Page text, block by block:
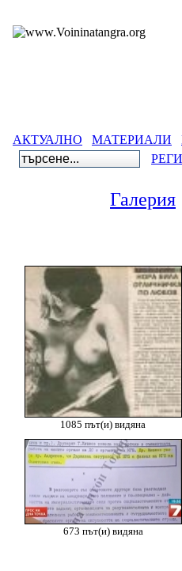
АКТУАЛНО МАТЕРИАЛИ
Галерия
1085 път(и) видяна
673 път(и) видяна